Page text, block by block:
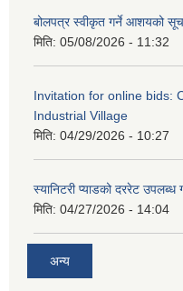
बोलपत्र स्वीकृत गर्ने आशयको
मिति: 05/08/2026 - 11:32
Invitation for online bids:
Industrial Village
मिति: 04/29/2026 - 10:27
स्यानिटरी प्याडको दररेट उपलब्ध
मिति: 04/27/2026 - 14:04
अन्य